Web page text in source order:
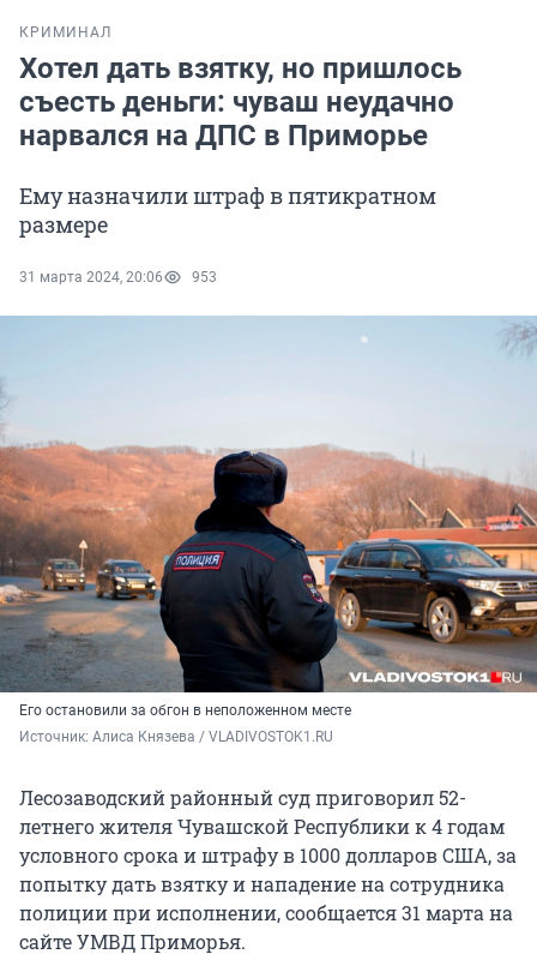
КРИМИНАЛ
Хотел дать взятку, но пришлось
съесть деньги: чуваш неудачно
нарвался на ДПС в Приморье
Ему назначили штраф в пятикратном
размере
31 марта 2024, 20:06 953
Его остановили за обгон в неположенном месте
Источник: Алиса Князева / VLADIVOSTOK1.RU
Лесозаводский районный суд приговорил 52-
летнего жителя Чувашской Республики к 4 годам
условного срока и штрафу в 1000 долларов США, за
попытку дать взятку и нападение на сотрудника
полиции при исполнении, сообщается 31 марта на
сайте УМВД Приморья.